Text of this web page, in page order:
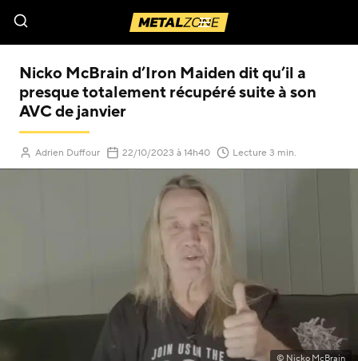
Menu
Nicko McBrain d’Iron Maiden dit qu’il a
presque totalement récupéré suite à son
AVC de janvier
Adrien Duffour 22/10/2023 (Mis à jour le )
à 14h40 Lecture 3 min.
© Nicko McBrain